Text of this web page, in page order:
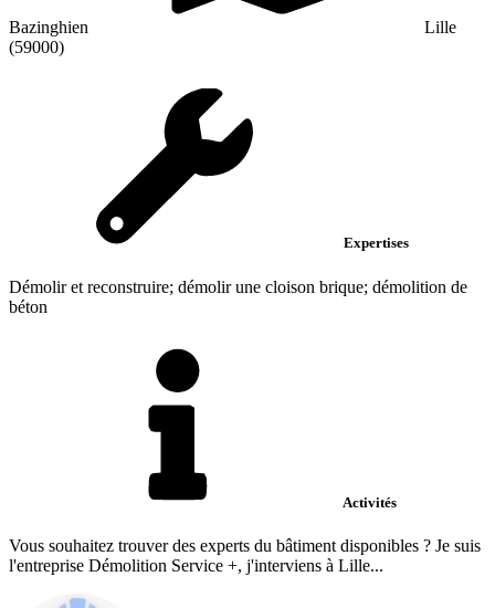
Bazinghien
Lille
(59000)
Expertises
Démolir et reconstruire; démolir une cloison brique; démolition de
béton
Activités
Vous souhaitez trouver des experts du bâtiment disponibles ? Je suis
l'entreprise Démolition Service +, j'interviens à Lille...